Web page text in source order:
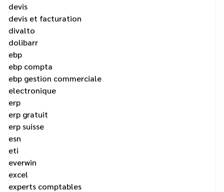
devis
devis et facturation
divalto
dolibarr
ebp
ebp compta
ebp gestion commerciale
electronique
erp
erp gratuit
erp suisse
esn
eti
everwin
excel
experts comptables